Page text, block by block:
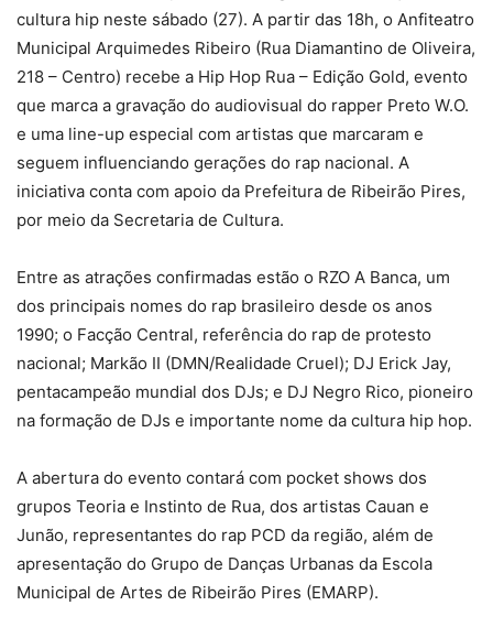
cultura hip neste sábado (27). A partir das 18h, o Anfiteatro
Municipal Arquimedes Ribeiro (Rua Diamantino de Oliveira,
218 – Centro) recebe a Hip Hop Rua – Edição Gold, evento
que marca a gravação do audiovisual do rapper Preto W.O.
e uma line-up especial com artistas que marcaram e
seguem influenciando gerações do rap nacional. A
iniciativa conta com apoio da Prefeitura de Ribeirão Pires,
por meio da Secretaria de Cultura.
Entre as atrações confirmadas estão o RZO A Banca, um
dos principais nomes do rap brasileiro desde os anos
1990; o Facção Central, referência do rap de protesto
nacional; Markão II (DMN/Realidade Cruel); DJ Erick Jay,
pentacampeão mundial dos DJs; e DJ Negro Rico, pioneiro
na formação de DJs e importante nome da cultura hip hop.
A abertura do evento contará com pocket shows dos
grupos Teoria e Instinto de Rua, dos artistas Cauan e
Junão, representantes do rap PCD da região, além de
apresentação do Grupo de Danças Urbanas da Escola
Municipal de Artes de Ribeirão Pires (EMARP).